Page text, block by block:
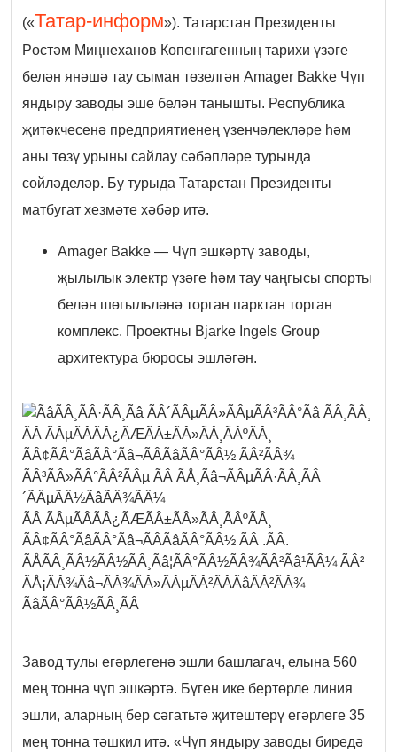
(«Татар-информ»). Татарстан Президенты
Рөстәм Миңнеханов Копенгагенның тарихи үзәге
белән янәшә тау сыман төзелгән Amager Bakke Чүп
яндыру заводы эше белән танышты. Республика
җитәкчесенә предприятиенең үзенчәлекләре һәм
аны төзү урыны сайлау сәбәпләре турында
сөйләделәр. Бу турыда Татарстан Президенты
матбугат хезмәте хәбәр итә.
Amager Bakke — Чүп эшкәртү заводы,
җылылык электр үзәге һәм тау чаңгысы спорты
белән шөгыльләнә торган парктан торган
комплекс. Проектны Bjarke Ingels Group
архитектура бюросы эшләгән.
Завод тулы егәрлегенә эшли башлагач, елына 560
мең тонна чүп эшкәртә. Бүген ике бертөрле линия
эшли, аларның бер сәгатьтә җитештерү егәрлеге 35
мең тонна тәшкил итә. «Чүп яндыру заводы биредә